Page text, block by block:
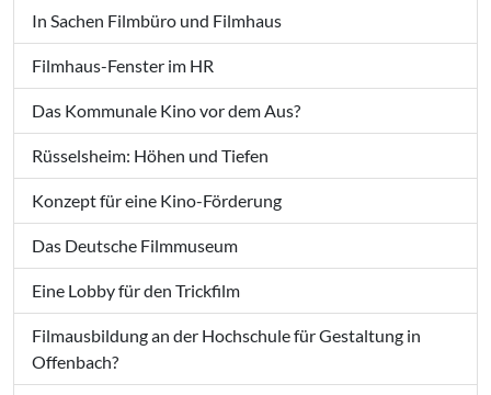
In Sachen Filmbüro und Filmhaus
Filmhaus-Fenster im HR
Das Kommunale Kino vor dem Aus?
Rüsselsheim: Höhen und Tiefen
Konzept für eine Kino-Förderung
Das Deutsche Filmmuseum
Eine Lobby für den Trickfilm
Filmausbildung an der Hochschule für Gestaltung in
Offenbach?